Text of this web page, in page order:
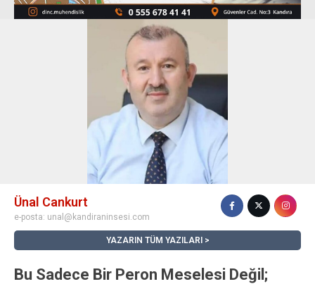
Ünal Cankurt
e-posta: unal@kandiraninsesi.com
YAZARIN TÜM YAZILARI
Bu Sadece Bir Peron Meselesi Değil;